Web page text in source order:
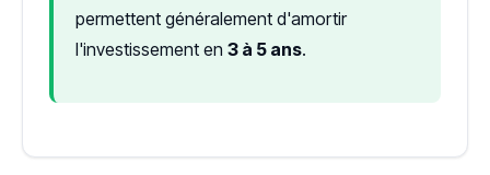
permettent généralement d'amortir
l'investissement en 3 à 5 ans.